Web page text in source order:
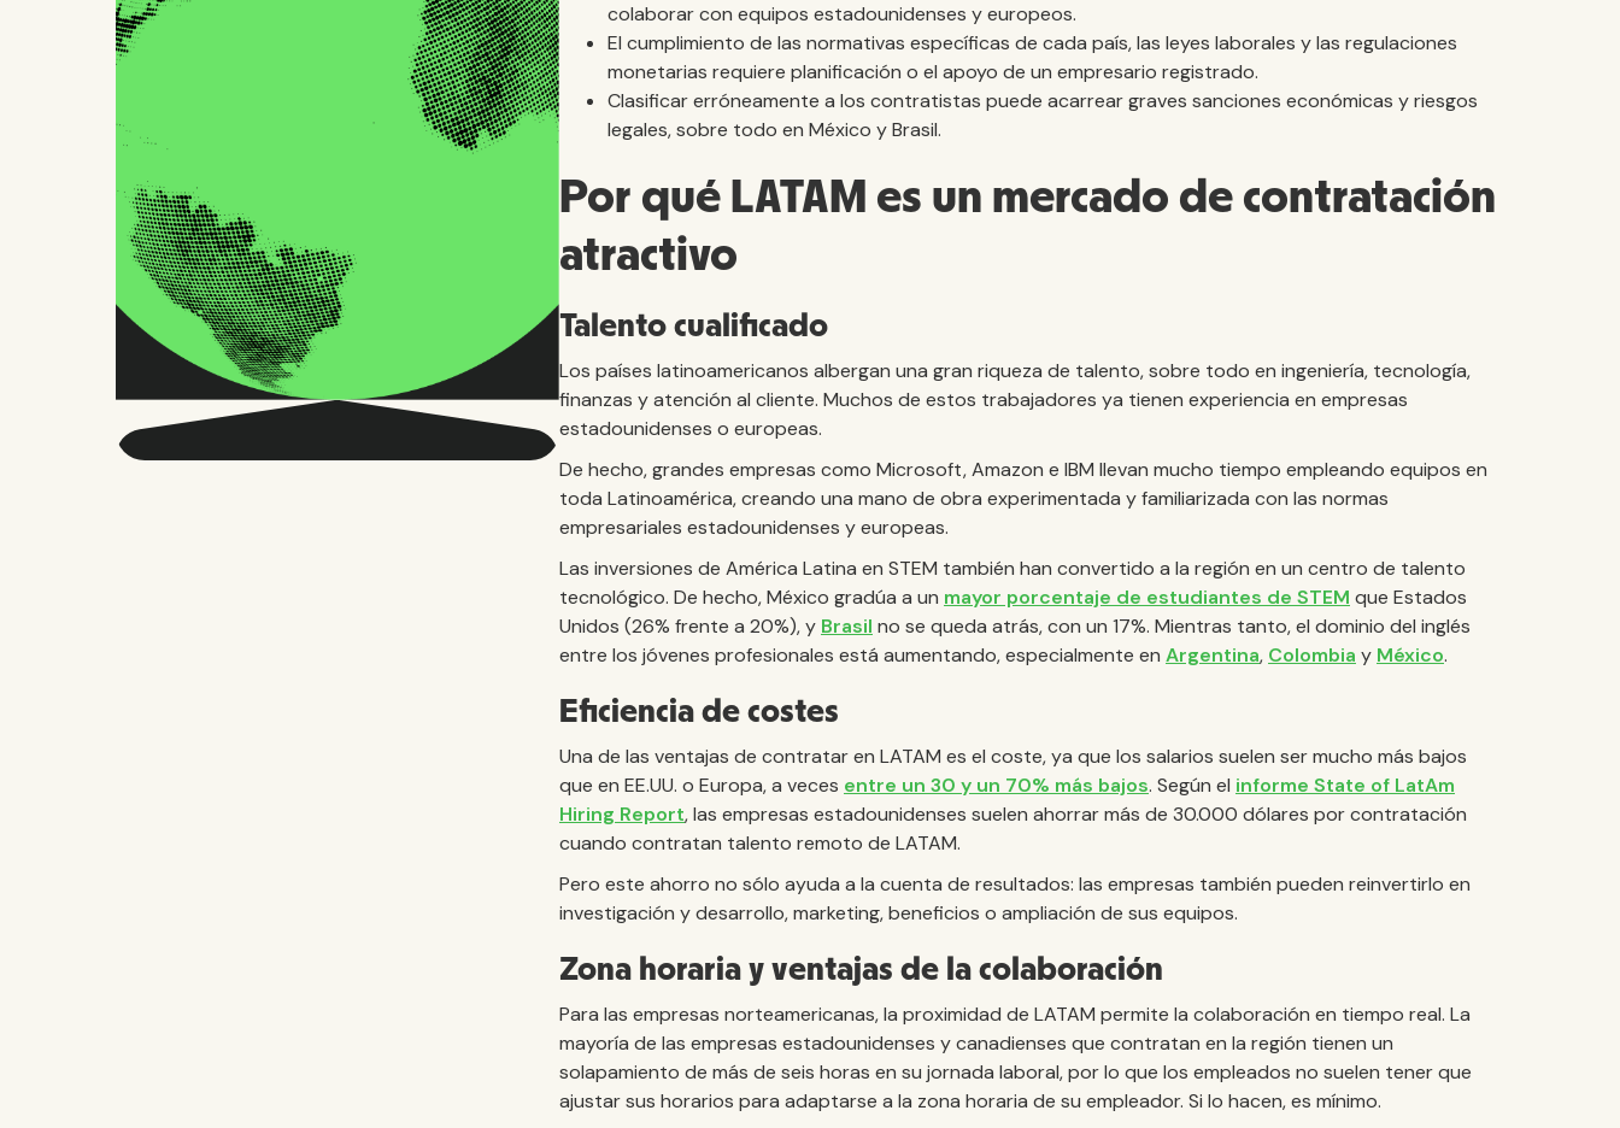
colaborar con equipos estadounidenses y europeos.
El cumplimiento de las normativas específicas de cada país, las leyes laborales y las regulaciones
monetarias requiere planificación o el apoyo de un empresario registrado.
Clasificar erróneamente a los contratistas puede acarrear graves sanciones económicas y riesgos
legales, sobre todo en México y Brasil.
Por qué LATAM es un mercado de contratación
atractivo
Talento cualificado
Los países latinoamericanos albergan una gran riqueza de talento, sobre todo en ingeniería, tecnología,
finanzas y atención al cliente. Muchos de estos trabajadores ya tienen experiencia en empresas
estadounidenses o europeas.
De hecho, grandes empresas como Microsoft, Amazon e IBM llevan mucho tiempo empleando equipos en
toda Latinoamérica, creando una mano de obra experimentada y familiarizada con las normas
empresariales estadounidenses y europeas.
Las inversiones de América Latina en STEM también han convertido a la región en un centro de talento
tecnológico. De hecho, México gradúa a un mayor porcentaje de estudiantes de STEM que Estados
Unidos (26% frente a 20%), y Brasil no se queda atrás, con un 17%. Mientras tanto, el dominio del inglés
entre los jóvenes profesionales está aumentando, especialmente en Argentina, Colombia y México.
Eficiencia de costes
Una de las ventajas de contratar en LATAM es el coste, ya que los salarios suelen ser mucho más bajos
que en EE.UU. o Europa, a veces entre un 30 y un 70% más bajos. Según el informe State of LatAm
Hiring Report, las empresas estadounidenses suelen ahorrar más de 30.000 dólares por contratación
cuando contratan talento remoto de LATAM.
Pero este ahorro no sólo ayuda a la cuenta de resultados: las empresas también pueden reinvertirlo en
investigación y desarrollo, marketing, beneficios o ampliación de sus equipos.
Zona horaria y ventajas de la colaboración
Para las empresas norteamericanas, la proximidad de LATAM permite la colaboración en tiempo real. La
mayoría de las empresas estadounidenses y canadienses que contratan en la región tienen un
solapamiento de más de seis horas en su jornada laboral, por lo que los empleados no suelen tener que
ajustar sus horarios para adaptarse a la zona horaria de su empleador. Si lo hacen, es mínimo.